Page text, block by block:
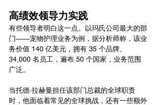
高绩效领导力实践
有些领导者明白这一点。以玛氏公司最大的部
门——宠物护理业务为例，据分析师称，该业
务价值 140 亿美元，拥有 35 个品牌、
34,000 名员工，遍布 50 个国家，业务范围
广泛。
当托德·拉赫曼担任该部门总裁的全球职责
时，他面临着常见的全球挑战，还有一些额外